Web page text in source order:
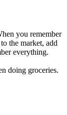
you remember
the market, add
everything.
doing groceries.